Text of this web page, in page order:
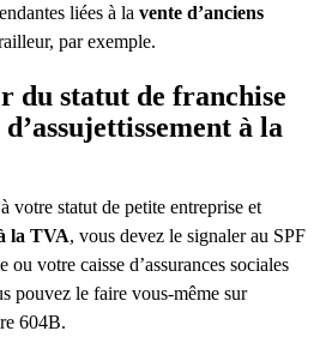
liées à la vente d’anciens
par exemple.
du statut de franchise
à la
votre statut de petite entreprise et
la TVA, vous devez le signaler au SPF
ou votre caisse d’assurances sociales
pouvez le faire vous-même sur
604B.